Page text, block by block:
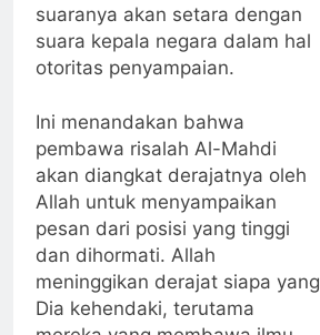
suaranya akan setara dengan
suara kepala negara dalam hal
otoritas penyampaian.
Ini menandakan bahwa
pembawa risalah Al-Mahdi
akan diangkat derajatnya oleh
Allah untuk menyampaikan
pesan dari posisi yang tinggi
dan dihormati. Allah
meninggikan derajat siapa yang
Dia kehendaki, terutama